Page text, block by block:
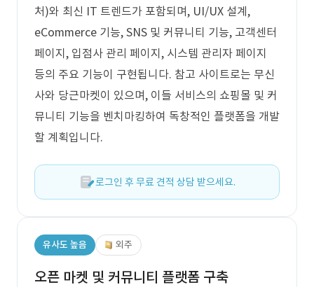
처)와 최신 IT 트렌드가 포함되며, UI/UX 설계,
eCommerce 기능, SNS 및 커뮤니티 기능, 고객센터
페이지, 입점사 관리 페이지, 시스템 관리자 페이지
등의 주요 기능이 구현됩니다. 참고 사이트로는 무신
사와 당근마켓이 있으며, 이들 서비스의 쇼핑몰 및 커
뮤니티 기능을 벤치마킹하여 독창적인 플랫폼을 개발
할 계획입니다.
로그인 후 무료 견적 상담 받으세요.
유사도 높음 외주
오픈 마켓 및 커뮤니티 플랫폼 구축